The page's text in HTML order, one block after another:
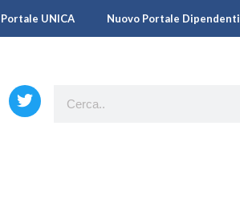
Portale UNICA Nuovo Portale Dipendenti